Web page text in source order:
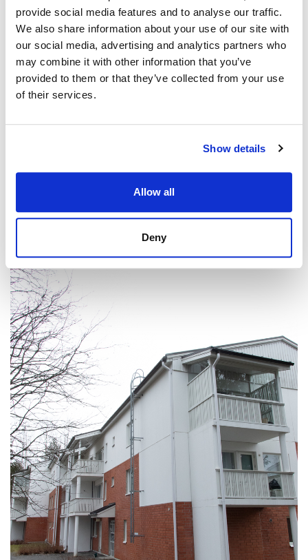
provide social media features and to analyse our traffic.
We also share information about your use of our site with
our social media, advertising and analytics partners who
may combine it with other information that you’ve
provided to them or that they’ve collected from your use
of their services.
Show details
Allow all
Deny